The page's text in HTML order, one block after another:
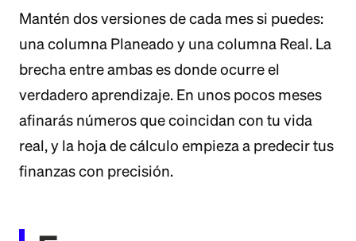
Mantén dos versiones de cada mes si puedes:
una columna Planeado y una columna Real. La
brecha entre ambas es donde ocurre el
verdadero aprendizaje. En unos pocos meses
afinarás números que coincidan con tu vida
real, y la hoja de cálculo empieza a predecir tus
finanzas con precisión.